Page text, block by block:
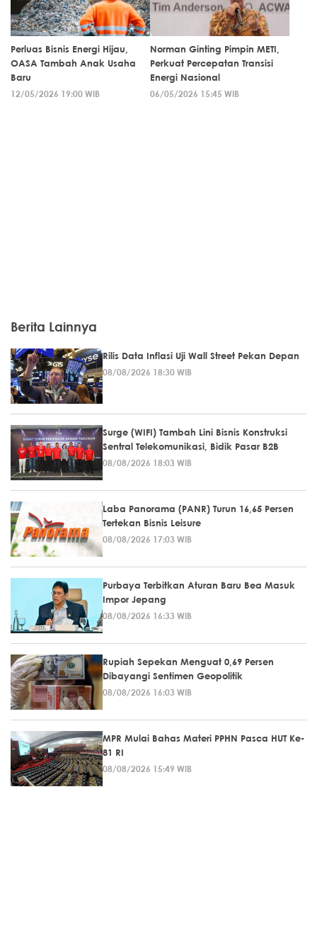
Perluas Bisnis Energi Hijau,
OASA Tambah Anak Usaha
Baru
12/05/2026 19:00 WIB
Norman Ginting Pimpin METI,
Perkuat Percepatan Transisi
Energi Nasional
06/05/2026 15:45 WIB
Berita Lainnya
Rilis Data Inflasi Uji Wall Street Pekan Depan
08/08/2026 18:30 WIB
Surge (WIFI) Tambah Lini Bisnis Konstruksi
Sentral Telekomunikasi, Bidik Pasar B2B
08/08/2026 18:03 WIB
Laba Panorama (PANR) Turun 16,65 Persen
Tertekan Bisnis Leisure
08/08/2026 17:03 WIB
Purbaya Terbitkan Aturan Baru Bea Masuk
Impor Jepang
08/08/2026 16:33 WIB
Rupiah Sepekan Menguat 0,69 Persen
Dibayangi Sentimen Geopolitik
08/08/2026 16:03 WIB
MPR Mulai Bahas Materi PPHN Pasca HUT Ke-
81 RI
08/08/2026 15:49 WIB